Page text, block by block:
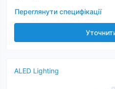
Переглянути специфікації
ALED Lighting